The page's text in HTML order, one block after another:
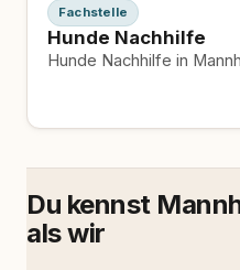
Fachstelle
Hunde Nachhilfe
Hunde Nachhilfe in
Du kennst
als wir